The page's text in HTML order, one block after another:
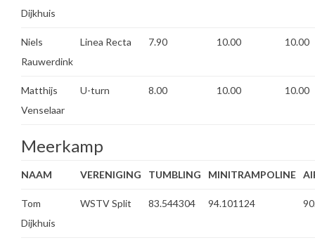
Dijkhuis
Niels
Rauwerdink
Linea Recta 7.90 10.00 10.00
Matthijs
Venselaar
U-turn 8.00 10.00 10.00
Meerkamp
NAAM VERENIGING TUMBLING MINITRAMPOLINE
Tom
Dijkhuis
WSTV Split 83.544304 94.101124